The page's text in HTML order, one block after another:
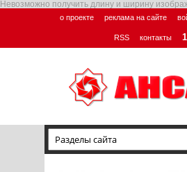
Невозможно получить длину и ширину
о проекте реклама на сайте
RSS контакты